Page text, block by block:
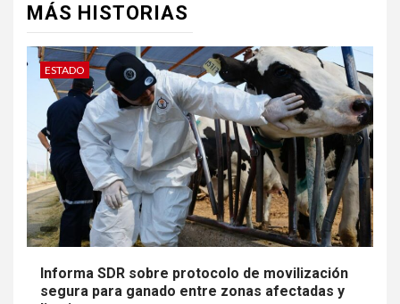
MÁS HISTORIAS
ESTADO
Informa SDR sobre protocolo de movilización
segura para ganado entre zonas afectadas y